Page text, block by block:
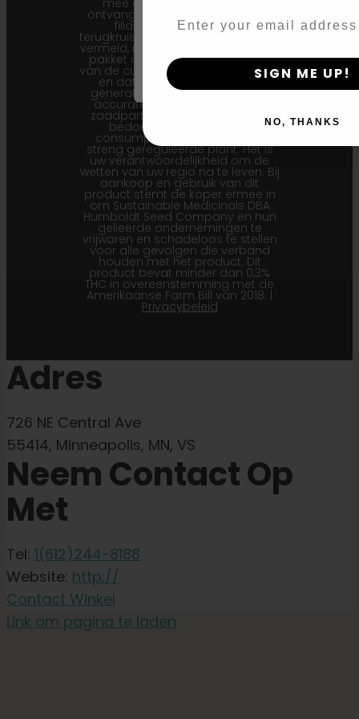
mee dat u een pakket kunt
ontvangen waarop een eerdere
filiale generatie (F1…) of
terugkruisingsgeneratie (Bx…) staat
vermeld, maar dat de zaden in het
pakket de meest recente versie
van de cultivar vertegenwoordigen
en dat de hier weergegeven
generatie-informatie de meest
accurate is voor onze huidige
zaadpartijen. Dit product is niet
bedoeld voor menselijke
consumptie. Cannabis is een
streng gereguleerde plant. Het is
uw verantwoordelijkheid om de
wetten van uw regio na te leven. Bij
aankoop en gebruik van dit
product stemt de koper ermee in
om Sustainable Medicinals DBA
Humboldt Seed Company en hun
gelieerde ondernemingen te
vrijwaren en schadeloos te stellen
voor alle gevolgen die verband
houden met het product. Dit
product bevat minder dan 0,3%
THC in overeenstemming met de
Amerikaanse Farm Bill van 2018. |
Privacybeleid
Adres
726 NE Central Ave
55414, Minneapolis, MN, VS
Neem Contact Op
Met
Tel: 1(612)244-8188
Website: http://
Contact Winkel
Link om pagina te laden
By clicking AGREE & ENTER, you
SIGN ME UP!
NO, THANKS